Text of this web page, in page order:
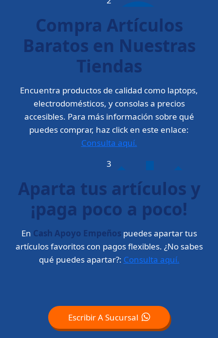
Compra Artículos
Baratos en Nuestras
Tiendas
Encuentra productos de calidad como laptops,
electrodomésticos, y consolas a precios
accesibles. Para más información sobre qué
puedes comprar, haz click en este enlace:
Consulta aquí.
3
Aparta tus artículos y
¡paga poco a poco!
En Cash Apoyo Empeñospuedes apartar tus
artículos favoritos con pagos flexibles. ¿No sabes
qué puedes apartar?: Consulta aquí.
Escribir A Sucursal